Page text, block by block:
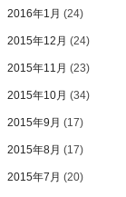
2016年1月 (24)
2015年12月 (24)
2015年11月 (23)
2015年10月 (34)
2015年9月 (17)
2015年8月 (17)
2015年7月 (20)